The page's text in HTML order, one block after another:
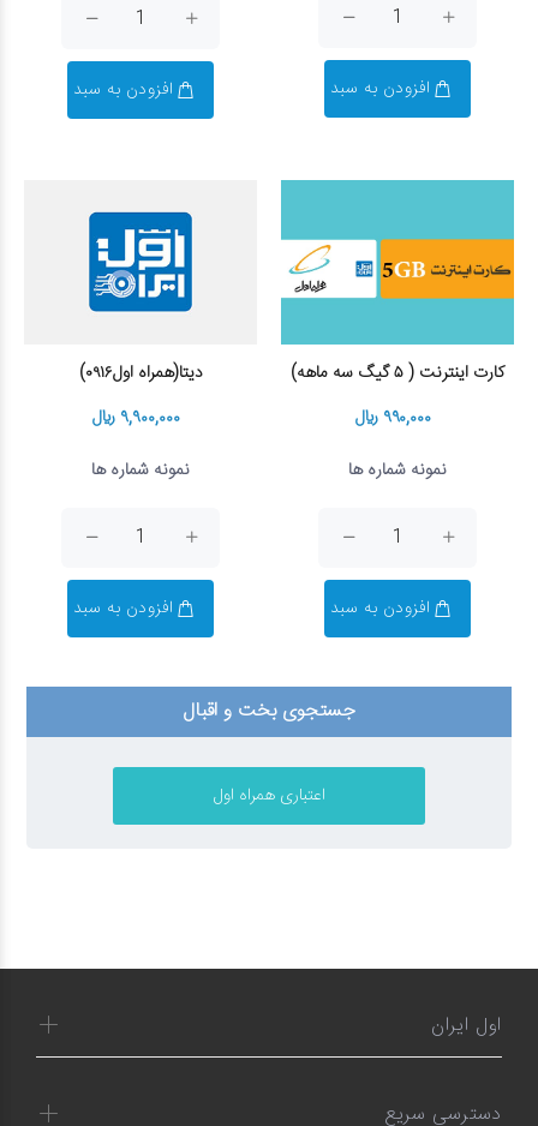
افزودن به سبد افزودن به سبد
كارت اينترنت ( ۵ گیگ سه ماهه)
۹۹۰,۰۰۰ ریال
نمونه شماره ها
افزودن به سبد
دیتا(همراه اول۰۹۱۶)
۹,۹۰۰,۰۰۰ ریال
نمونه شماره ها
افزودن به سبد
جستجوی بخت و اقبال
اول ایران
دسترسی سریع